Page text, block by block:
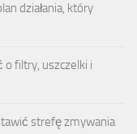
działania, który
o filtry, uszczelki i
strefę zmywania